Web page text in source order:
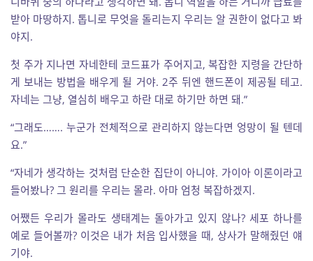
받아 마땅하지. 톱니로 무엇을 돌리는지 우리는 알 권한이 없다고 봐
야지.
첫 주가 지나면 자네한테 코드표가 주어지고, 복잡한 지령을 간단하
게 보내는 방법을 배우게 될 거야. 2주 뒤엔 핸드폰이 제공될 테고.
자네는 그냥, 열심히 배우고 하란 대로 하기만 하면 돼.”
“그래도……. 누군가 전체적으로 관리하지 않는다면 엉망이 될 텐데
요.”
“자네가 생각하는 것처럼 단순한 집단이 아니야. 가이아 이론이라고
들어봤나? 그 원리를 우리는 몰라. 아마 엄청 복잡하겠지.
어쨌든 우리가 몰라도 생태계는 돌아가고 있지 않나? 세포 하나를
예로 들어볼까? 이것은 내가 처음 입사했을 때, 상사가 말해줬던 얘
기야.